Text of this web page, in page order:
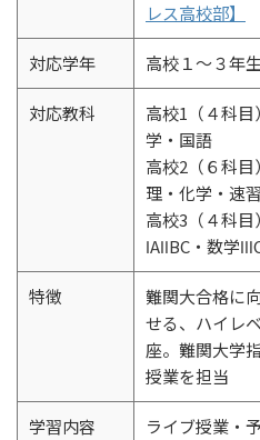
レス高校部】
対応学年 高校１〜３年
対応教科
高校1（４科
学・国語
高校2（６科
理・化学・速
高校3（４科
ⅠAⅡBC・数学
特徴
難関大合格に
せる、ハイレ
座。難関大学
授業を担当
学習内容
ライブ授業・